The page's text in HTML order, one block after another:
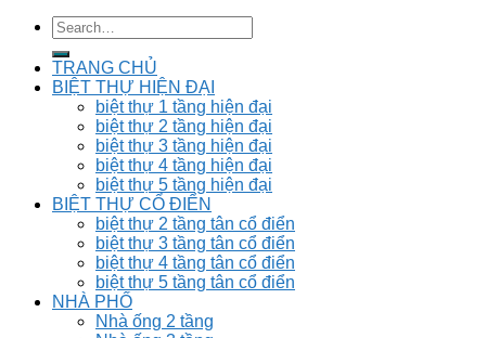
TRANG CHỦ
BIỆT THỰ HIỆN ĐẠI
biệt thự 1 tầng hiện đại
biệt thự 2 tầng hiện đại
biệt thự 3 tầng hiện đại
biệt thự 4 tầng hiện đại
biệt thự 5 tầng hiện đại
BIỆT THỰ CỔ ĐIỂN
biệt thự 2 tầng tân cổ điển
biệt thự 3 tầng tân cổ điển
biệt thự 4 tầng tân cổ điển
biệt thự 5 tầng tân cổ điển
NHÀ PHỐ
Nhà ống 2 tầng